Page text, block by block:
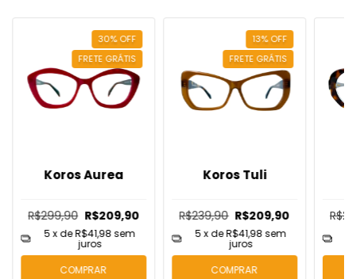
30%OFF
FRETE GRÁTIS
Koros Aurea
R$299,90 R$209,90
5 x deR$41,98 sem
juros
COMPRAR
13%OFF
FRETE GRÁTIS
Koros Tuli
R$239,90 R$209,90
5 x deR$41,98 sem
juros
COMPRAR